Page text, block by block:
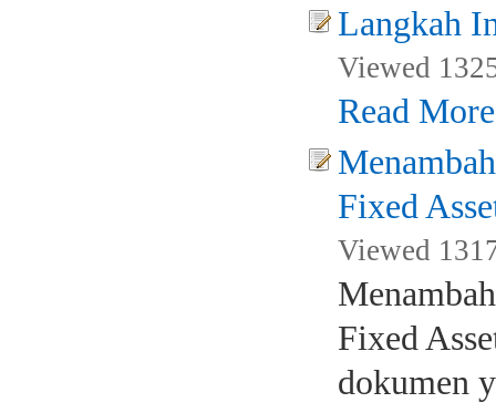
Langkah
Viewed
Read More
Fixed
Viewed
Fixed
dokumen